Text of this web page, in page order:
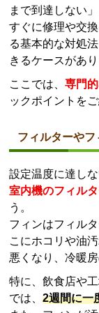
まで到達しない
すぐに修理や交
る基本的な対処
きるケースがあり
ここでは、専門
ックポイントをご
フィルターや
設定温度に達し
室内機のフィル
う。
フィンはフィル
こにホコリや油
悪くなり、冷暖
特に、飲食店や
では、2週間に一